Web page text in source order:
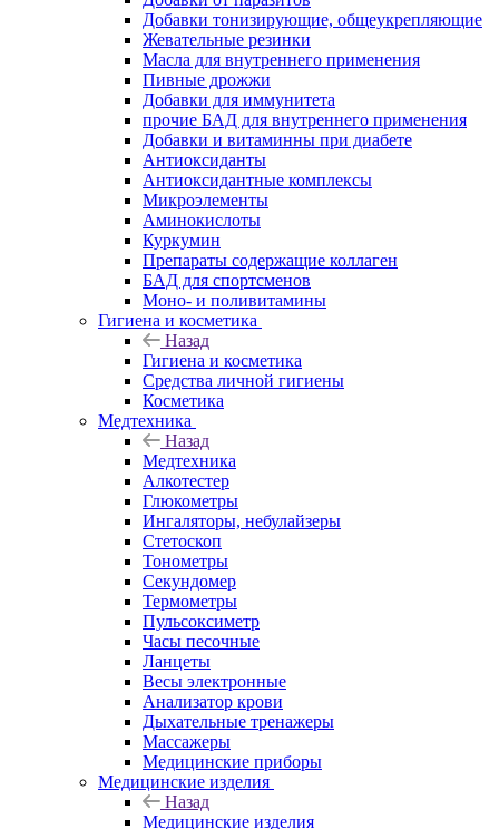
Добавки тонизирующие, общеукрепляющие
Жевательные резинки
Масла для внутреннего применения
Пивные дрожжи
Добавки для иммунитета
прочие БАД для внутреннего применения
Добавки и витаминны при диабете
Антиоксиданты
Антиоксидантные комплексы
Микроэлементы
Аминокислоты
Куркумин
Препараты содержащие коллаген
БАД для спортсменов
Моно- и поливитамины
Гигиена и косметика
Назад
Гигиена и косметика
Средства личной гигиены
Косметика
Медтехника
Назад
Медтехника
Алкотестер
Глюкометры
Ингаляторы, небулайзеры
Стетоскоп
Тонометры
Секундомер
Термометры
Пульсоксиметр
Часы песочные
Ланцеты
Весы электронные
Анализатор крови
Дыхательные тренажеры
Массажеры
Медицинские приборы
Медицинские изделия
Назад
Медицинские изделия